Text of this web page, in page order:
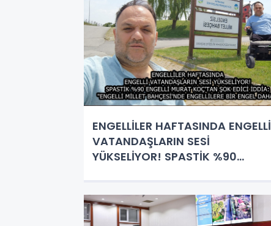
ENGELLİLER HAFTASINDA ENGELLİ
VATANDAŞLARIN SESİ
YÜKSELİYOR! SPASTİK %90
BAHÇESİ'NDE ENGELLİLERE BİR
ENGEL DAHA!"